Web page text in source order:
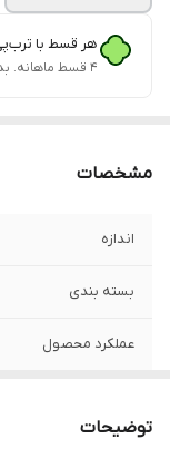
هر قسط با
۴ قسط ماهانه. بدون سود، چک و ضامن.
مشخصات
اندازه
بسته بندی
عملکرد محصول
توضیحات